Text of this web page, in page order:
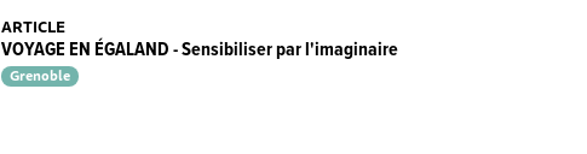
ARTICLE
VOYAGE EN ÉGALAND - Sensibiliser par l'imaginaire
Grenoble